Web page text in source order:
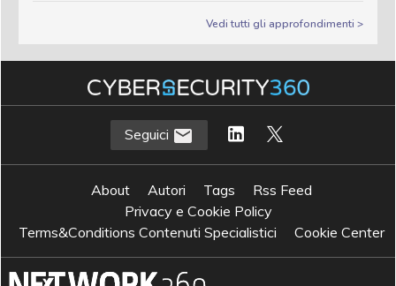
Vedi tutti gli approfondimenti >
Seguici
About Autori Tags
Rss Feed
Privacy e Cookie Policy
Terms&Conditions Contenuti Specialistici
Cookie Center